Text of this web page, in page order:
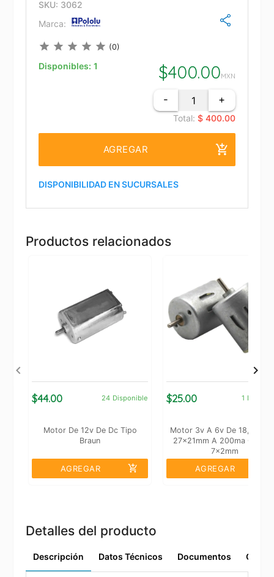
SKU: 3062
Marca:
star star star star star (0)
Disponibles: 1 $400.00MXN
- +
Total: $ 400.00
AGREGAR add_shopping_cart
DISPONIBILIDAD EN SUCURSALES
Productos relacionados
$44.00 24 Disponible
Motor De 12v De Dc Tipo
Braun
AGREGAR add_shopping_cart
$25.00 1
Motor 3v A 6v De
27x21mm A 200ma Con
7x2mm
AGREGAR
Detalles del producto
Descripción Datos Técnicos Documentos